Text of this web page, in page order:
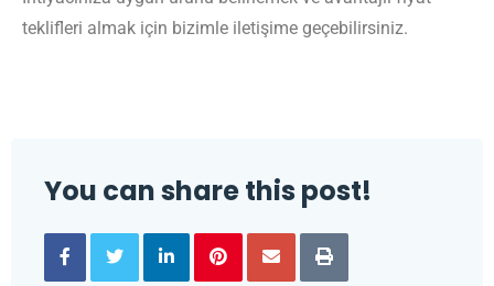
teklifleri almak için bizimle iletişime geçebilirsiniz.
You can share this post!